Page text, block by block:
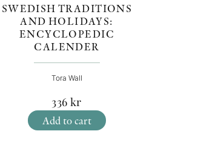
SWEDISH TRADITIONS
AND HOLIDAYS:
ENCYCLOPEDIC
CALENDER
Tora Wall
336 kr
Add to cart